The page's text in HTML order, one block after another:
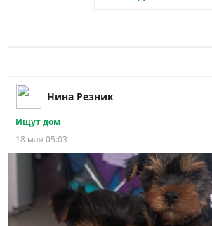
Нина Резник
Ищут дом
18 мая 05:03